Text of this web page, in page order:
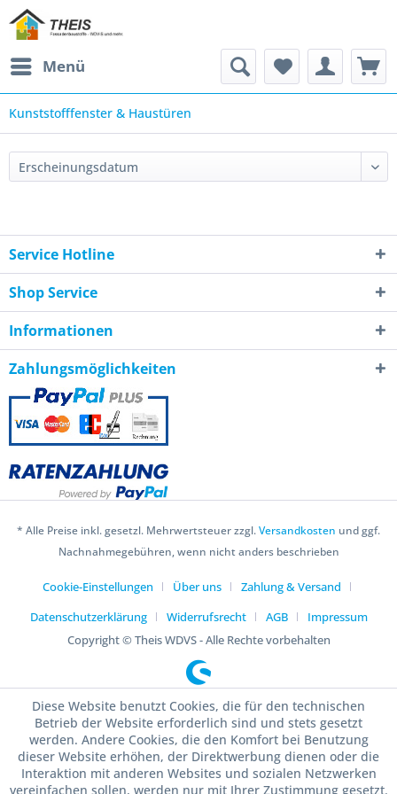
Menü
Kunststofffenster & Haustüren
Service Hotline
Shop Service
Informationen
Zahlungsmöglichkeiten
* Alle Preise inkl. gesetzl. Mehrwertsteuer zzgl.Versandkosten und ggf.
Nachnahmegebühren, wenn nicht anders beschrieben
Cookie-Einstellungen Über uns
Zahlung & Versand
Datenschutzerklärung
Widerrufsrecht AGB
Impressum
Copyright © Theis WDVS - Alle Rechte vorbehalten
Diese Website benutzt Cookies, die für den technischen
Betrieb der Website erforderlich sind und stets gesetzt
werden. Andere Cookies, die den Komfort bei Benutzung
dieser Website erhöhen, der Direktwerbung dienen oder die
Interaktion mit anderen Websites und sozialen Netzwerken
vereinfachen sollen, werden nur mit Ihrer Zustimmung gesetzt.